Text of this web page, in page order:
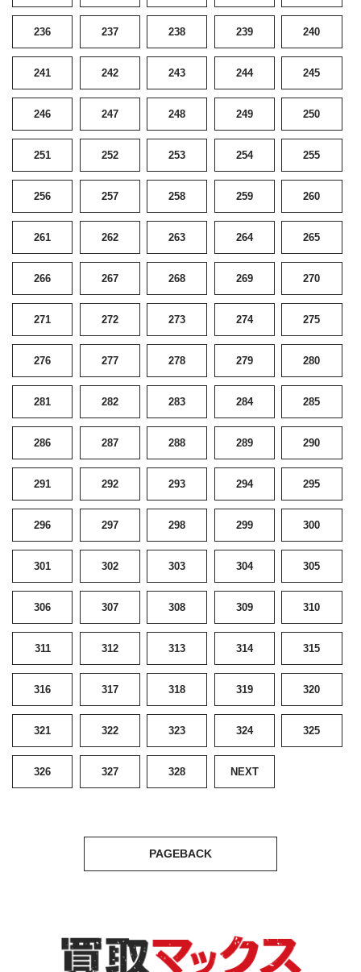
236 237 238 239 240
241 242 243 244 245
246 247 248 249 250
251 252 253 254 255
256 257 258 259 260
261 262 263 264 265
266 267 268 269 270
271 272 273 274 275
276 277 278 279 280
281 282 283 284 285
286 287 288 289 290
291 292 293 294 295
296 297 298 299 300
301 302 303 304 305
306 307 308 309 310
311 312 313 314 315
316 317 318 319 320
321 322 323 324 325
326 327 328 NEXT
PAGEBACK